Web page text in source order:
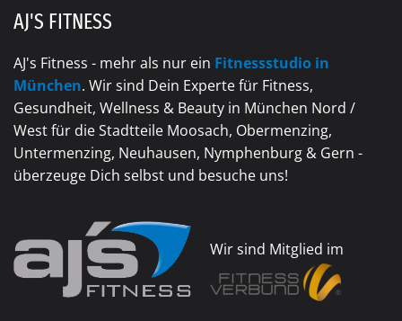
AJ'S FITNESS
AJ's Fitness - mehr als nur ein Fitnessstudio in
München. Wir sind Dein Experte für Fitness,
Gesundheit, Wellness & Beauty in München Nord /
West für die Stadtteile Moosach, Obermenzing,
Untermenzing, Neuhausen, Nymphenburg & Gern -
überzeuge Dich selbst und besuche uns!
Wir sind Mitglied im